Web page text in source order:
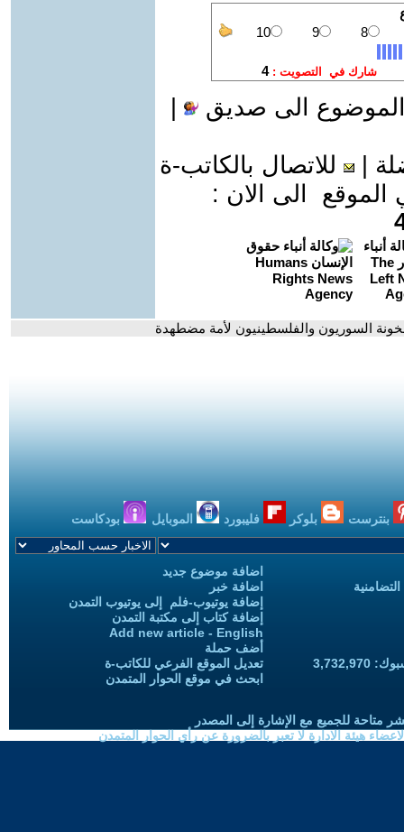
الى صديق
للاتصال بالكاتب-ة
الى الان :
السوريون والفلسطينيون لأمة مضطهدة
بنترست بلوكر فليبورد الموبايل بودكاست
اضافة موضوع جديد
اضافة خبر
إضافة يوتيوب-فلم إلى يوتيوب التمدن
إضافة كتاب إلى مكتبة التمدن
Add new article - English
أضف حملة
تعديل الموقع الفرعي للكاتب-ة
ابحث في موقع الحوار المتمدن
متاحة للجميع مع الإشارة إلى المصدر
هيئة الادارة لا تعبر بالضرورة عن رأي الحوار المتمدن